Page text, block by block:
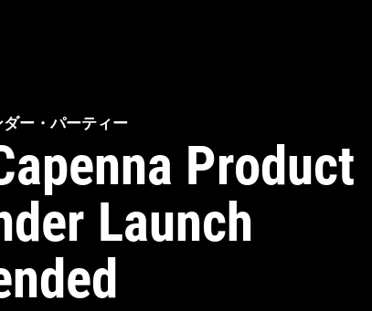
ー・パーティー
Product
Launch